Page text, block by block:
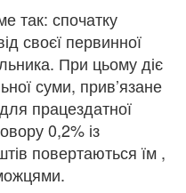
так: спочатку
своєї первинної
При цьому діє
суми, прив’язане
працездатної
0,2% із
повертаються їм ,